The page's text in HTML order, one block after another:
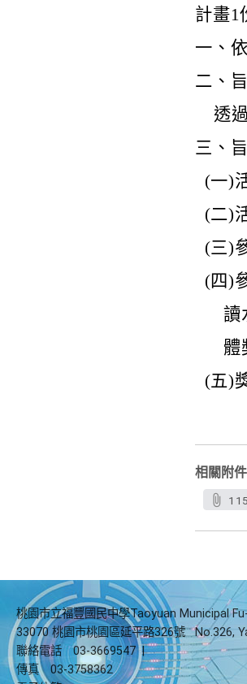
計畫1
一、
二、
透過
三、
(一)
(二)
(三)
(四)
讀水
體
(五)
相關附件
桃園市立福豐國民中學Taoyuan Municipal
33070 桃園市桃園區延平路326號
No.326,
聯絡電話
03-3669547 |
傳真
03-3758362